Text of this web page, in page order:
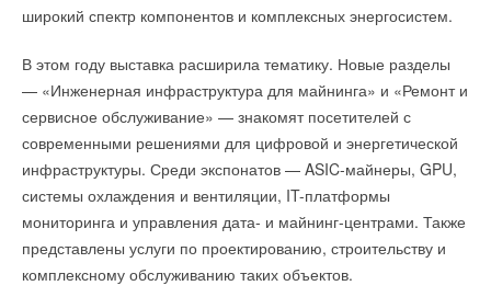
широкий спектр компонентов и комплексных энергосистем.
В этом году выставка расширила тематику. Новые разделы
— «Инженерная инфраструктура для майнинга» и «Ремонт и
сервисное обслуживание» — знакомят посетителей с
современными решениями для цифровой и энергетической
инфраструктуры. Среди экспонатов — ASIC-майнеры, GPU,
системы охлаждения и вентиляции, IT-платформы
мониторинга и управления дата- и майнинг-центрами. Также
представлены услуги по проектированию, строительству и
комплексному обслуживанию таких объектов.
→ Щиты НЕВАТОМ для противодымной вентиляции PDV
НОВОСТИ СОК 8 ИЮЛЯ 2026
Уведомления отключены
Комментарии
В этой теме еще нет комментариев
Программа включала в себя экскурсии по линии
производства сшитого полиэтилена, демонстрацию
термопластавтоматов и опытной лаборатории HIPEX,